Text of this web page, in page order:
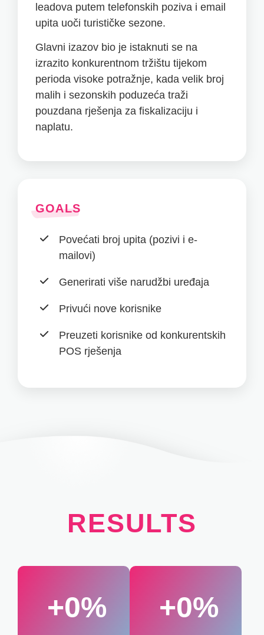
leadova putem telefonskih poziva i email
upita uoči turističke sezone.
Glavni izazov bio je istaknuti se na
izrazito konkurentnom tržištu tijekom
perioda visoke potražnje, kada velik broj
malih i sezonskih poduzeća traži
pouzdana rješenja za fiskalizaciju i
naplatu.
GOALS
Povećati broj upita (pozivi i e-
mailovi)
Generirati više narudžbi uređaja
Privući nove korisnike
Preuzeti korisnike od konkurentskih
POS rješenja
RESULTS
+0% +0%